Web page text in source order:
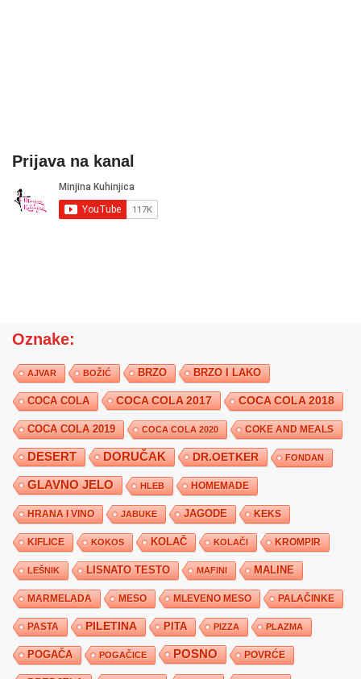
Prijava na kanal
Oznake:
AJVAR BOŽIĆ BRZO BRZO I LAKO
COCA COLA COCA COLA 2017 COCA COLA 2018
COCA COLA 2019 COCA COLA 2020 COKE AND MEALS
DESERT DORUČAK DR.OETKER FONDAN
GLAVNO JELO HLEB HOMEMADE
HRANA I VINO JABUKE JAGODE KEKS
KIFLICE KOKOS KOLAČ KOLAČI KROMPIR
LEŠNIK LISNATO TESTO MAFINI MALINE
MARMELADA MESO MLEVENO MESO PALAČINKE
PASTA PILETINA PITA PIZZA PLAZMA
POGAČA POGAČICE POSNO POVRĆE